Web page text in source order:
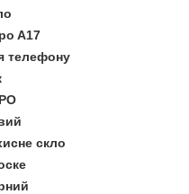
A17
телефону
скло